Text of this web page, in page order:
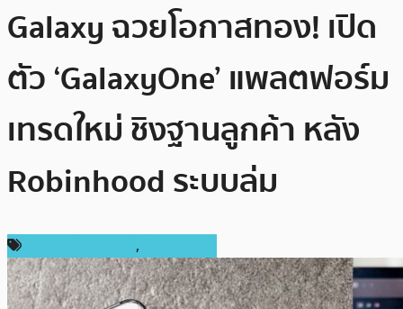
Galaxy ฉวยโอกาสทอง! เปิด
ตัว ‘GalaxyOne’ แพลตฟอร์ม
เทรดใหม่ ชิงฐานลูกค้า หลัง
Robinhood ระบบล่ม
,